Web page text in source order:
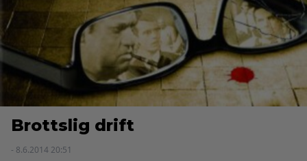
Brottslig drift
- 8.6.2014 20:51